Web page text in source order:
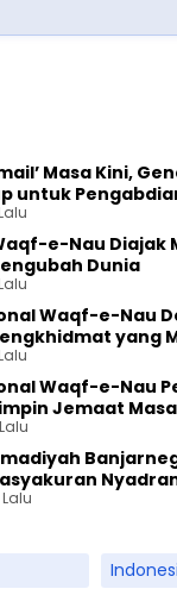
Masa Kini,
untuk
e-Nau Diajak
Dunia
Waqf-e-Nau
yang
Waqf-e-Nau
Jemaat